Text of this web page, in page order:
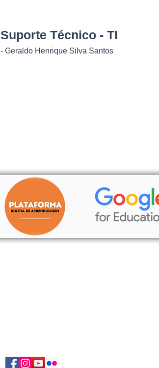
Suporte Técnico - TI
- Geraldo Henrique Silva Santos